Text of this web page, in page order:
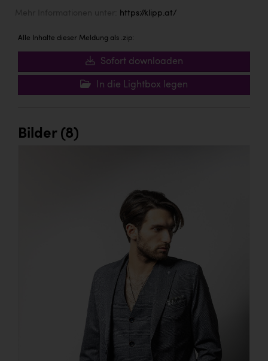
https://klipp.at/
Alle Inhalte dieser Meldung als .zip:
Sofort downloaden
In die Lightbox legen
Bilder (8)